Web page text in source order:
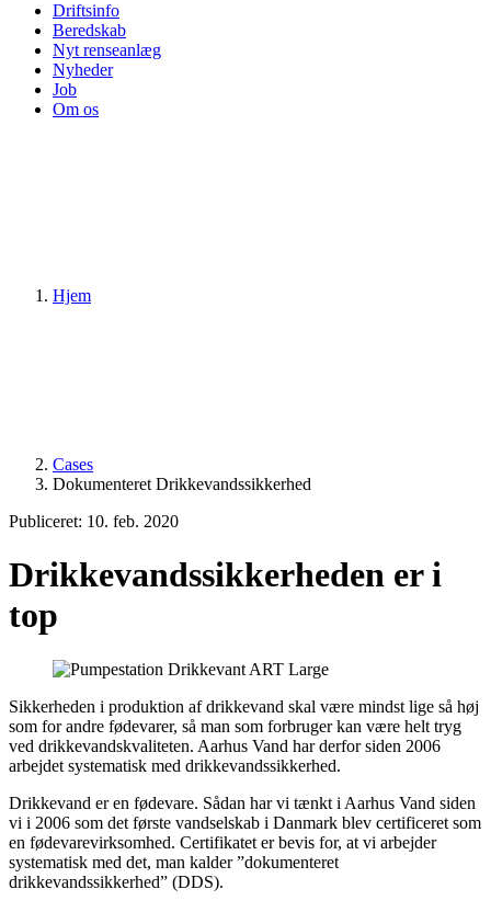
Driftsinfo
Beredskab
Nyt renseanlæg
Nyheder
Job
Om os
Hjem
Cases
Dokumenteret Drikkevandssikkerhed
Publiceret: 10. feb. 2020
Drikkevandssikkerheden er i
top
Sikkerheden i produktion af drikkevand skal være mindst lige så høj
som for andre fødevarer, så man som forbruger kan være helt tryg
ved drikkevandskvaliteten. Aarhus Vand har derfor siden 2006
arbejdet systematisk med drikkevandssikkerhed.
Drikkevand er en fødevare. Sådan har vi tænkt i Aarhus Vand siden
vi i 2006 som det første vandselskab i Danmark blev certificeret som
en fødevarevirksomhed. Certifikatet er bevis for, at vi arbejder
systematisk med det, man kalder ”dokumenteret
drikkevandssikkerhed” (DDS).